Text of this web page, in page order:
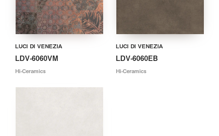
LUCI DI VENEZIA
LDV-6060VM
Hi-Ceramics
LUCI DI VENEZIA
LDV-6060EB
Hi-Ceramics